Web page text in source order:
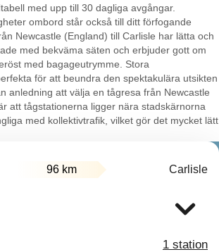
med upp till 30 dagliga avgångar.
ombord står också till ditt förfogande
Newcastle (England) till Carlisle har lätta och
med bekväma säten och erbjuder gott om
med bagageutrymme. Stora
för att beundra den spektakulära utsikten
anledning att välja en tågresa från Newcastle
att tågstationerna ligger nära stadskärnorna
med kollektivtrafik, vilket gör det mycket lätt
96 km Carlisle
1 station